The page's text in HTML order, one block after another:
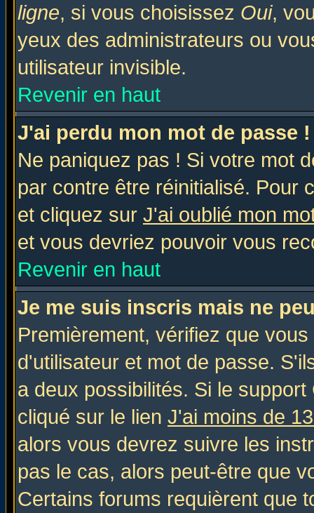
ligne, si vous choisissez Oui,
yeux des administrateurs ou
utilisateur invisible.
Revenir en haut
J'ai perdu mon mot de passe !
Ne paniquez pas ! Si votre mot
par contre être réinitialisé. Pour
et cliquez sur J'ai oublié mon
et vous devriez pouvoir vous
Revenir en haut
Je me suis inscris mais ne
Premièrement, vérifiez que
d'utilisateur et mot de passe.
a deux possibilités. Si le
cliqué sur le lien J'ai moins de
alors vous devrez suivre les
pas le cas, alors peut-être que
Certains forums requièrent que